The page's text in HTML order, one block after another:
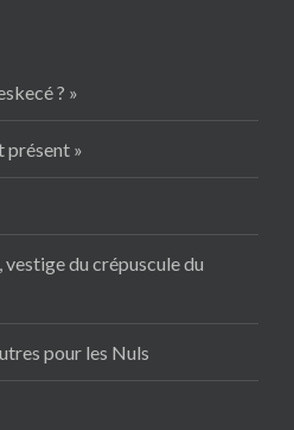
? »
présent »
vestige du crépuscule du
pour les Nuls